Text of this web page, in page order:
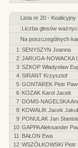
Lista nr 20 -
Liczba głosów
Na poszczególnych
1 SENYSZYN Joanna
2 JARUGA-NOWACKA
3 SZKOP Władysław
4 SIRANT Krzysztof
5 GONTAREK Piotr
6 KOZAK Karol Jacek
7 DOMS-NAGELSKA
8 KOWALIK Jacek
9 PONULAK Jan
10 GAPPA Aleksander
11
BAŁON Ewa
12 WSZÓŁKOWSKI Piotr